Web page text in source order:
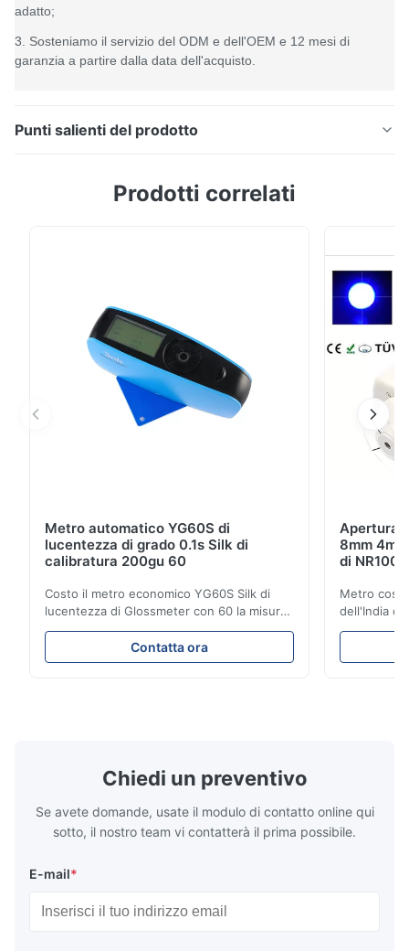
adatto;
3. Sosteniamo il servizio del ODM e dell'OEM e 12 mesi di
garanzia a partire dalla data dell'acquisto.
Punti salienti del prodotto
portatile delle aperture 8mm 4mm 1*3mm con il
Prodotti correlati
Metro automatico YG60S di
lucentezza di grado 0.1s Silk di
calibratura 200gu 60
Costo il metro economico YG60S Silk di
lucentezza di Glossmeter con 60 la misura
lucida di Gu di grado 200 Il metro
economico di lucentezza di YG60S 60° può
verificare il materiale con la lucentezza (0-
Contatta ora
Apertura
8mm
di NR100
Metro
dell'India
economico
prodotto
Chiedi un preventivo
Se avete domande, usate il modulo di contatto online qui
sotto, il nostro team vi contatterà il prima possibile.
E-mail*